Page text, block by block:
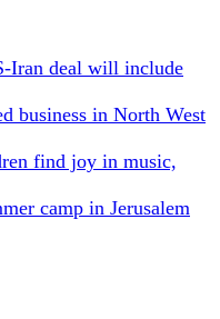
Iran deal will include
business in North West
find joy in music,
camp in Jerusalem